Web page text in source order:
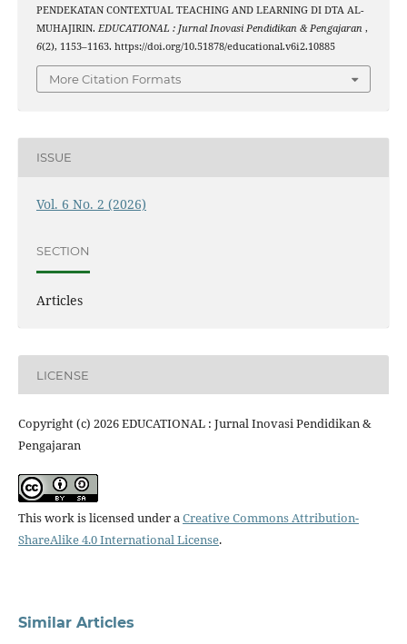
PENDEKATAN CONTEXTUAL TEACHING AND LEARNING DI DTA AL-
MUHAJIRIN. EDUCATIONAL : Jurnal Inovasi Pendidikan & Pengajaran ,
6(2), 1153–1163. https://doi.org/10.51878/educational.v6i2.10885
More Citation Formats
ISSUE
Vol. 6 No. 2 (2026)
SECTION
Articles
LICENSE
Copyright (c) 2026 EDUCATIONAL : Jurnal Inovasi Pendidikan &
Pengajaran
This work is licensed under aCreative Commons Attribution-
ShareAlike 4.0 International License.
Similar Articles